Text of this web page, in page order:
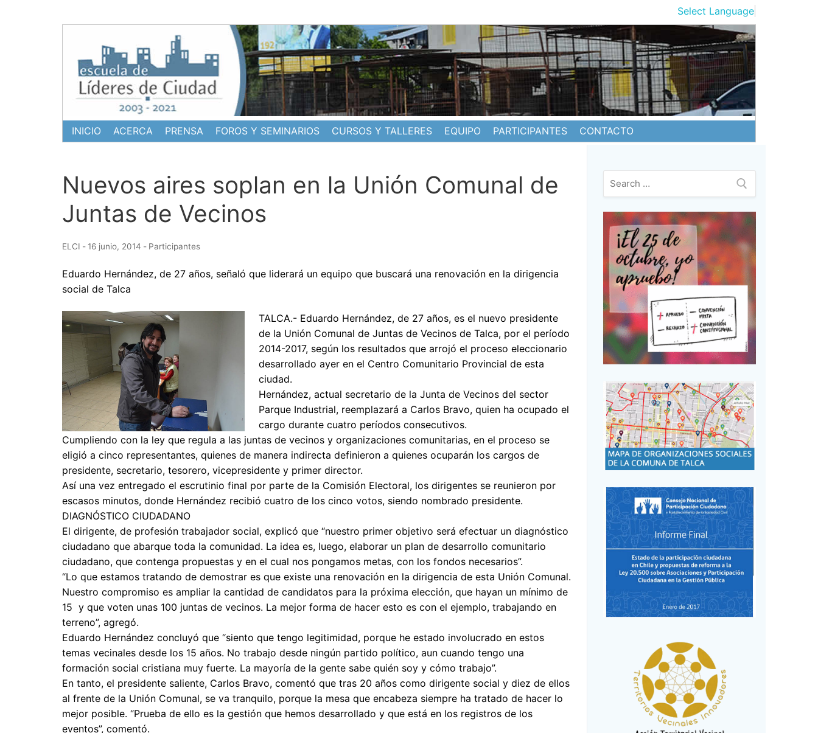
Select Language
INICIO ACERCA PRENSA FOROS Y SEMINARIOS CURSOS Y TALLERES EQUIPO PARTICIPANTES CONTACTO
Nuevos aires soplan en la Unión Comunal de
Juntas de Vecinos
ELCI - 16 junio, 2014 - Participantes
Eduardo Hernández, de 27 años, señaló que liderará un equipo que buscará una renovación en la dirigencia
social de Talca
TALCA.- Eduardo Hernández, de 27 años, es el nuevo presidente
de la Unión Comunal de Juntas de Vecinos de Talca, por el período
2014-2017, según los resultados que arrojó el proceso eleccionario
desarrollado ayer en el Centro Comunitario Provincial de esta
ciudad.
Hernández, actual secretario de la Junta de Vecinos del sector
Parque Industrial, reemplazará a Carlos Bravo, quien ha ocupado el
cargo durante cuatro períodos consecutivos.
Cumpliendo con la ley que regula a las juntas de vecinos y organizaciones comunitarias, en el proceso se
eligió a cinco representantes, quienes de manera indirecta definieron a quienes ocuparán los cargos de
presidente, secretario, tesorero, vicepresidente y primer director.
Así una vez entregado el escrutinio final por parte de la Comisión Electoral, los dirigentes se reunieron por
escasos minutos, donde Hernández recibió cuatro de los cinco votos, siendo nombrado presidente.
DIAGNÓSTICO CIUDADANO
El dirigente, de profesión trabajador social, explicó que “nuestro primer objetivo será efectuar un diagnóstico
ciudadano que abarque toda la comunidad. La idea es, luego, elaborar un plan de desarrollo comunitario
ciudadano, que contenga propuestas y en el cual nos pongamos metas, con los fondos necesarios”.
“Lo que estamos tratando de demostrar es que existe una renovación en la dirigencia de esta Unión Comunal.
Nuestro compromiso es ampliar la cantidad de candidatos para la próxima elección, que hayan un mínimo de
15 y que voten unas 100 juntas de vecinos. La mejor forma de hacer esto es con el ejemplo, trabajando en
terreno”, agregó.
Eduardo Hernández concluyó que “siento que tengo legitimidad, porque he estado involucrado en estos
temas vecinales desde los 15 años. No trabajo desde ningún partido político, aun cuando tengo una
formación social cristiana muy fuerte. La mayoría de la gente sabe quién soy y cómo trabajo”.
En tanto, el presidente saliente, Carlos Bravo, comentó que tras 20 años como dirigente social y diez de ellos
al frente de la Unión Comunal, se va tranquilo, porque la mesa que encabeza siempre ha tratado de hacer lo
mejor posible. “Prueba de ello es la gestión que hemos desarrollado y que está en los registros de los
eventos”, comentó.